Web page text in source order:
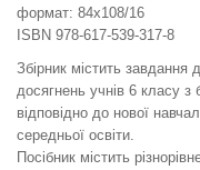
формат: 84х108/16
ISBN 978-617-539-317-8
Збірник містить завдання
досягнень учнів 6 класу з
відповідно до нової
середньої освіти.
Посібник містить